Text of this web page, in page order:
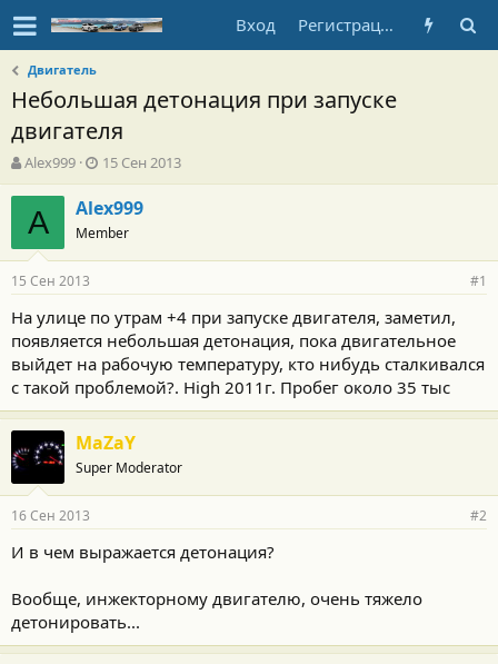
Вход Регистрация
Двигатель
Небольшая детонация при запуске
двигателя
А
в
т
о
т
е
м
ы
Alex999
Д
а
т
а
н
а
а
л
а
15 Сен 2013
A Alex999
Member
15 Сен 2013 #1
На улице по утрам +4 при запуске двигателя, заметил,
появляется небольшая детонация, пока двигательное
выйдет на рабочую температуру, кто нибудь сталкивался
с такой проблемой?. High 2011г. Пробег около 35 тыс
MaZaY
Super Moderator
16 Сен 2013 #2
И в чем выражается детонация?
Вообще, инжекторному двигателю, очень тяжело
детонировать...